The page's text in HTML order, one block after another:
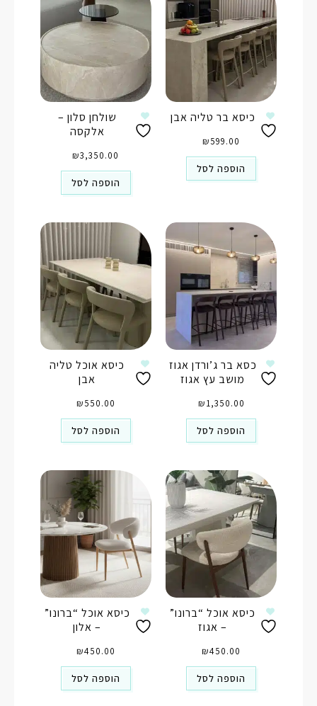
שולחן סלון –
אלקסה
₪3,350.00
הוספה לסל
כיסא בר טליה אבן
₪599.00
הוספה לסל
כיסא אוכל טליה
אבן
₪550.00
הוספה לסל
כסא בר ג’ורדן אגוז
מושב עץ אגוז
₪1,350.00
הוספה לסל
כיסא אוכל “ברונו”
– אלון
₪450.00
הוספה לסל
כיסא אוכל “ברונו”
– אגוז
₪450.00
הוספה לסל